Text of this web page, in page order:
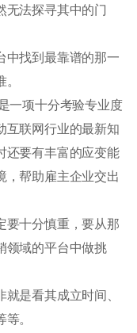
无法探寻其中的门
中找到最靠谱的那一
一项十分考验专业度
互联网行业的最新知
还要有丰富的应变能
，帮助雇主企业交出
要十分慎重，要从那
领域的平台中做挑
是看其成立时间、
。